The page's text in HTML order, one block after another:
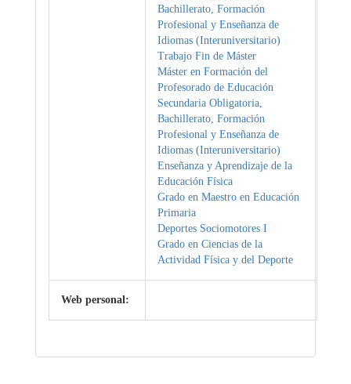
Bachillerato, Formación
Profesional y Enseñanza de
Idiomas (Interuniversitario)
Trabajo Fin de Máster
Máster en Formación del
Profesorado de Educación
Secundaria Obligatoria,
Bachillerato, Formación
Profesional y Enseñanza de
Idiomas (Interuniversitario)
Enseñanza y Aprendizaje de la
Educación Física
Grado en Maestro en Educación
Primaria
Deportes Sociomotores I
Grado en Ciencias de la
Actividad Física y del Deporte
Web personal: